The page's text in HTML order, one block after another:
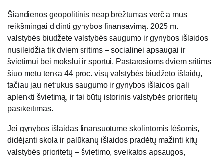
Šiandienos geopolitinis neapibrėžtumas verčia mus
reikšmingai didinti gynybos finansavimą. 2025 m.
valstybės biudžete valstybės saugumo ir gynybos išlaidos
nusileidžia tik dviem sritims – socialinei apsaugai ir
švietimui bei mokslui ir sportui. Pastarosioms dviem sritims
šiuo metu tenka 44 proc. visų valstybės biudžeto išlaidų,
tačiau jau netrukus saugumo ir gynybos išlaidos gali
aplenkti švietimą, ir tai būtų istorinis valstybės prioritetų
pasikeitimas.
Jei gynybos išlaidas finansuotume skolintomis lėšomis,
didėjanti skola ir palūkanų išlaidos pradėtų mažinti kitų
valstybės prioritetų – švietimo, sveikatos apsaugos,